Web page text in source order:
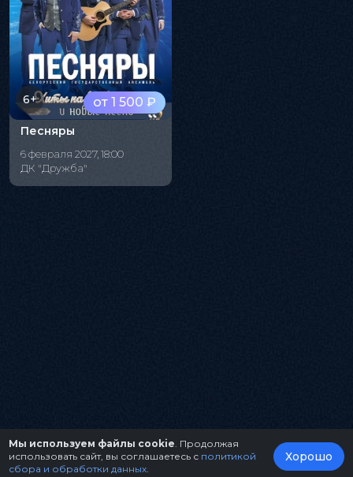
от 1 500 ₽
6+
Песняры
6 февраля 2027, 18:00
ДК "Дружба"
Мы используем файлы cookie . Продолжая
использовать сайт, вы соглашаетесь с политикой
сбора и обработки данных
Хорошо